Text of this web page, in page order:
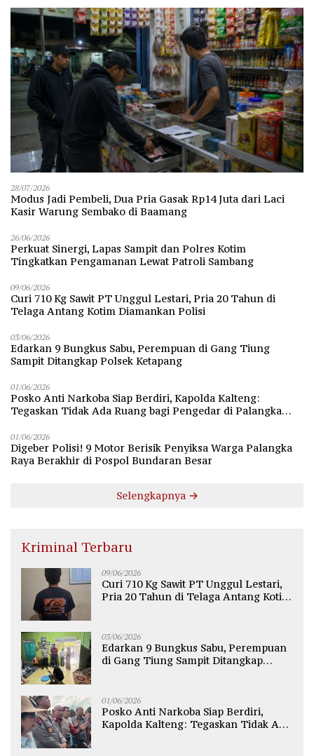
28/07/2026
Modus Jadi Pembeli, Dua Pria Gasak Rp14 Juta dari Laci
Kasir Warung Sembako di Baamang
26/06/2026
Perkuat Sinergi, Lapas Sampit dan Polres Kotim
Tingkatkan Pengamanan Lewat Patroli Sambang
09/06/2026
Curi 710 Kg Sawit PT Unggul Lestari, Pria 20 Tahun di
Telaga Antang Kotim Diamankan Polisi
03/06/2026
Edarkan 9 Bungkus Sabu, Perempuan di Gang Tiung
Sampit Ditangkap Polsek Ketapang
01/06/2026
Posko Anti Narkoba Siap Berdiri, Kapolda Kalteng:
Tegaskan Tidak Ada Ruang bagi Pengedar di Palangka
01/06/2026
Digeber Polisi! 9 Motor Berisik Penyiksa Warga Palangka
Raya Berakhir di Pospol Bundaran Besar
Selengkapnya
Kriminal Terbaru
09/06/2026
Curi 710 Kg Sawit PT Unggul Lestari,
Pria 20 Tahun di Telaga Antang Kotim
03/06/2026
Edarkan 9 Bungkus Sabu, Perempuan
di Gang Tiung Sampit Ditangkap
01/06/2026
Posko Anti Narkoba Siap Berdiri,
Kapolda Kalteng: Tegaskan Tidak Ada